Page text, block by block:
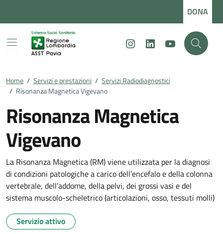
DONA
InstagramLinkedInYoutube
Home / Servizi e prestazioni / Servizi Radiodiagnostici
/ Risonanza Magnetica Vigevano
Risonanza Magnetica
Vigevano
La Risonanza Magnetica (RM) viene utilizzata per la diagnosi
di condizioni patologiche a carico dell’encefalo e della colonna
vertebrale, dell’addome, della pelvi, dei grossi vasi e del
sistema muscolo-scheletrico (articolazioni, osso, tessuti molli)
Servizio attivo